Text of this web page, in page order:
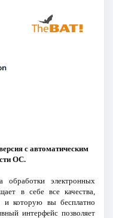
с автоматическим
ОС.
обработки электронных
в себе все качества,
и которую вы бесплатно
интерфейс позволяет